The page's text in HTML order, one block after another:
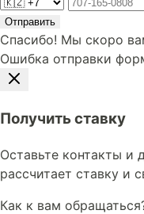
Отправить
Спасибо! Мы скоро
Ошибка отправки
Получить ставку
Оставьте контакты
рассчитает ставку и
Как к вам